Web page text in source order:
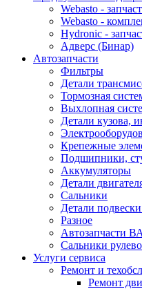
Webasto -
Webasto -
Hydronic -
Адверс (Бинар)
Автозапчасти
Фильтры
Детали
Тормозная
Выхлопная
Детали кузова,
Крепежные
Подшипники,
Аккумуляторы
Детали
Сальники
Детали
Разное
Автозапчасти
Сальники
Услуги сервиса
Ремонт и
Ремонт